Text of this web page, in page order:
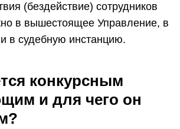
(бездействие) сотрудников
в вышестоящее Управление, в
в судебную инстанцию.
конкурсным
и для чего он